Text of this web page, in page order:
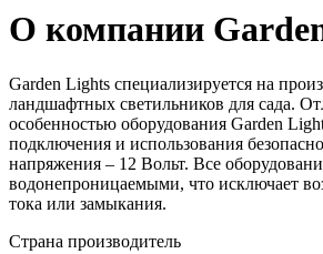
О компании
Garden Lights специализируется на
ландшафтных светильников для сада.
особенностью оборудования Garden
подключения и использования
напряжения – 12 Вольт. Все
водонепроницаемыми, что исключает
тока или замыкания.
Страна производитель